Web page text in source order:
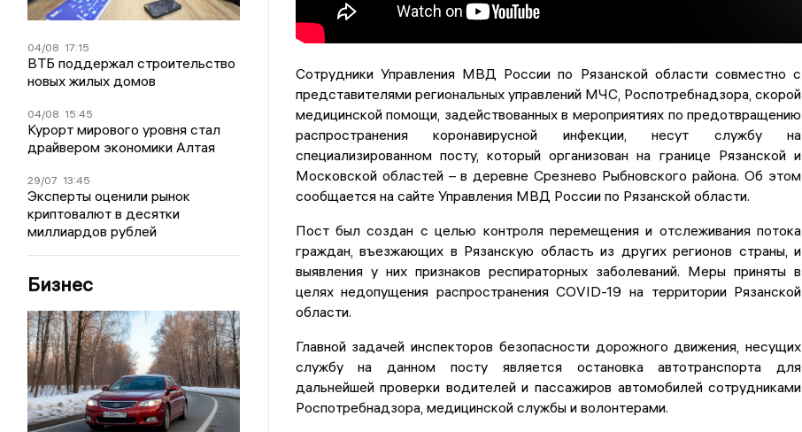
04/08 17:15
ВТБ поддержал строительство
новых жилых домов
04/08 15:45
Курорт мирового уровня стал
драйвером экономики Алтая
29/07 13:45
Эксперты оценили рынок
криптовалют в десятки
миллиардов рублей
Бизнес
Сотрудники Управления МВД России по Рязанской области совместно с
представителями региональных управлений МЧС, Роспотребнадзора, скорой
медицинской помощи, задействованных в мероприятиях по предотвращению
распространения коронавирусной инфекции, несут службу на
специализированном посту, который организован на границе Рязанской и
Московской областей – в деревне Срезнево Рыбновского района. Об этом
сообщается на сайте Управления МВД России по Рязанской области.
Пост был создан с целью контроля перемещения и отслеживания потока
граждан, въезжающих в Рязанскую область из других регионов страны, и
выявления у них признаков респираторных заболеваний. Меры приняты в
целях недопущения распространения COVID-19 на территории Рязанской
области.
Главной задачей инспекторов безопасности дорожного движения, несущих
службу на данном посту является остановка автотранспорта для
дальнейшей проверки водителей и пассажиров автомобилей сотрудниками
Роспотребнадзора, медицинской службы и волонтерами.